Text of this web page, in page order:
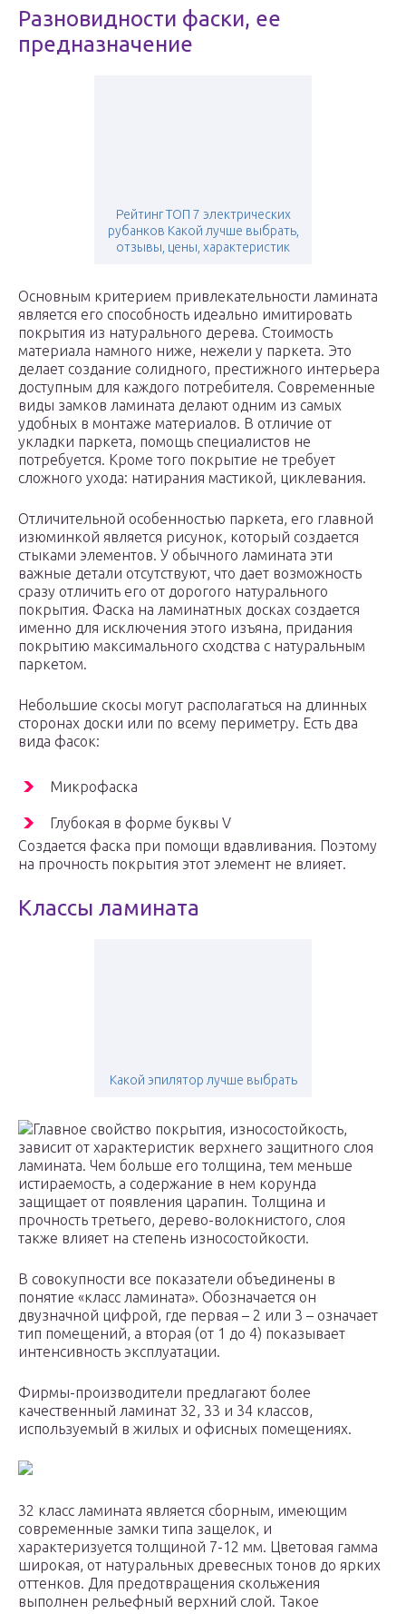
Разновидности фаски, ее
предназначение
Рейтинг ТОП 7 электрических
рубанков Какой лучше выбрать,
отзывы, цены, характеристик
Основным критерием привлекательности ламината
является его способность идеально имитировать
покрытия из натурального дерева. Стоимость
материала намного ниже, нежели у паркета. Это
делает создание солидного, престижного интерьера
доступным для каждого потребителя. Современные
виды замков ламината делают одним из самых
удобных в монтаже материалов. В отличие от
укладки паркета, помощь специалистов не
потребуется. Кроме того покрытие не требует
сложного ухода: натирания мастикой, циклевания.
Отличительной особенностью паркета, его главной
изюминкой является рисунок, который создается
стыками элементов. У обычного ламината эти
важные детали отсутствуют, что дает возможность
сразу отличить его от дорогого натурального
покрытия. Фаска на ламинатных досках создается
именно для исключения этого изъяна, придания
покрытию максимального сходства с натуральным
паркетом.
Небольшие скосы могут располагаться на длинных
сторонах доски или по всему периметру. Есть два
вида фасок:
Микрофаска
Глубокая в форме буквы V
Создается фаска при помощи вдавливания. Поэтому
на прочность покрытия этот элемент не влияет.
Классы ламината
Какой эпилятор лучше выбрать
Главное свойство покрытия, износостойкость,
зависит от характеристик верхнего защитного слоя
ламината. Чем больше его толщина, тем меньше
истираемость, а содержание в нем корунда
защищает от появления царапин. Толщина и
прочность третьего, дерево-волокнистого, слоя
также влияет на степень износостойкости.
В совокупности все показатели объединены в
понятие «класс ламината». Обозначается он
двузначной цифрой, где первая – 2 или 3 – означает
тип помещений, а вторая (от 1 до 4) показывает
интенсивность эксплуатации.
Фирмы-производители предлагают более
качественный ламинат 32, 33 и 34 классов,
используемый в жилых и офисных помещениях.
32 класс ламината является сборным, имеющим
современные замки типа защелок, и
характеризуется толщиной 7-12 мм. Цветовая гамма
широкая, от натуральных древесных тонов до ярких
оттенков. Для предотвращения скольжения
выполнен рельефный верхний слой. Такое